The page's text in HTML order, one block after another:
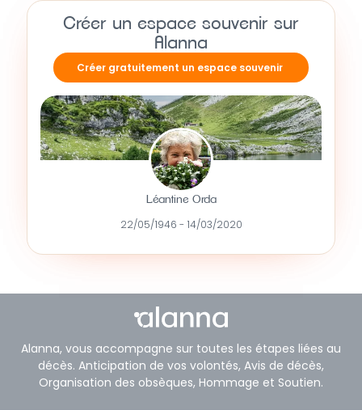
Créer un espace souvenir sur
Alanna
Créer gratuitement un espace souvenir
Léantine Orda
22/05/1946 - 14/03/2020
Alanna, vous accompagne sur toutes les étapes liées au
décès. Anticipation de vos volontés, Avis de décès,
Organisation des obsèques, Hommage et Soutien.